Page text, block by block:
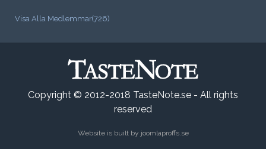
Visa Alla Medlemmar(726)
Copyright © 2012-2018 TasteNote.se - All rights
reserved
Website is built by joomlaproffs.se